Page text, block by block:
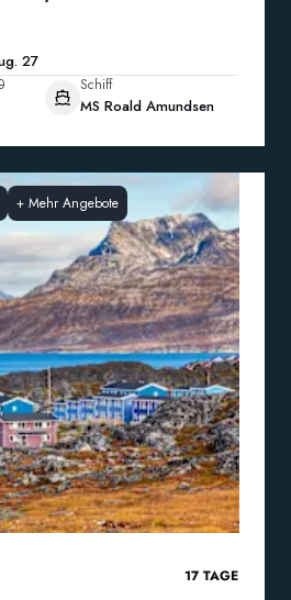
27
Schiff
MS Roald Amundsen
+ Mehr Angebote
17 TAGE